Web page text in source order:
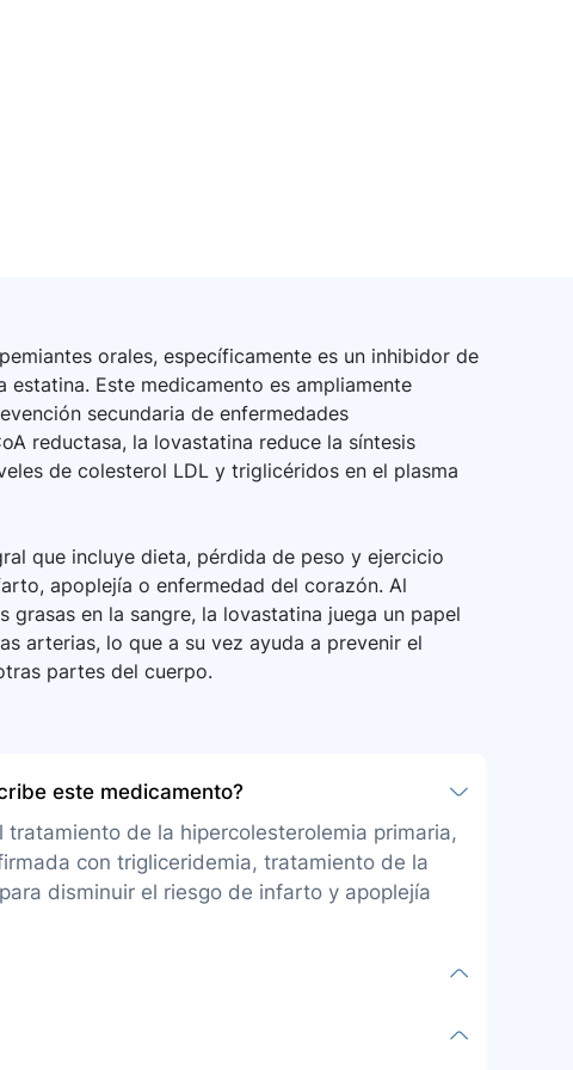
orales, específicamente es un inhibidor de
Este medicamento es ampliamente
secundaria de enfermedades
reductasa, la lovastatina reduce la síntesis
de colesterol LDL y triglicéridos en el plasma
que incluye dieta, pérdida de peso y ejercicio
apoplejía o enfermedad del corazón. Al
en la sangre, la lovastatina juega un papel
arterias, lo que a su vez ayuda a prevenir el
partes del cuerpo.
este medicamento?
de la hipercolesterolemia primaria,
con trigliceridemia, tratamiento de la
disminuir el riesgo de infarto y apoplejía
todos los días y seguir las instrucciones de